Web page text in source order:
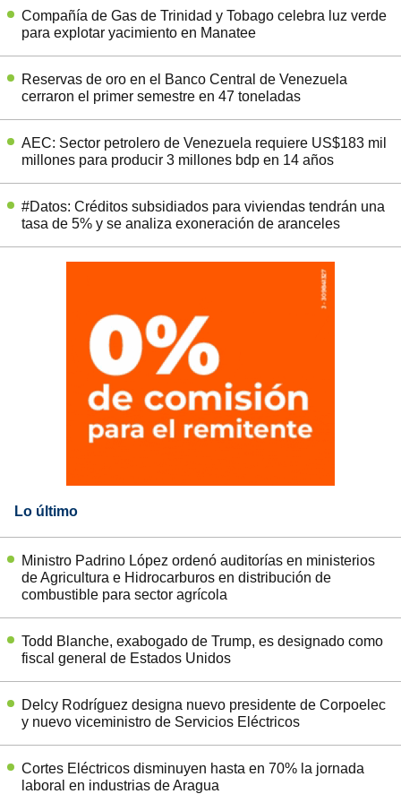
Compañía de Gas de Trinidad y Tobago celebra luz verde
para explotar yacimiento en Manatee
Reservas de oro en el Banco Central de Venezuela
cerraron el primer semestre en 47 toneladas
AEC: Sector petrolero de Venezuela requiere US$183 mil
millones para producir 3 millones bdp en 14 años
#Datos: Créditos subsidiados para viviendas tendrán una
tasa de 5% y se analiza exoneración de aranceles
Lo último
Ministro Padrino López ordenó auditorías en ministerios
de Agricultura e Hidrocarburos en distribución de
combustible para sector agrícola
Todd Blanche, exabogado de Trump, es designado como
fiscal general de Estados Unidos
Delcy Rodríguez designa nuevo presidente de Corpoelec
y nuevo viceministro de Servicios Eléctricos
Cortes Eléctricos disminuyen hasta en 70% la jornada
laboral en industrias de Aragua